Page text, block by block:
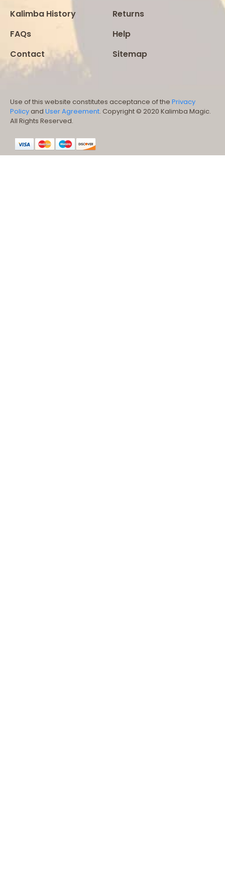
Kalimba History
FAQs
Contact
Returns
Help
Sitemap
Use of this website constitutes acceptance of the Privacy
Policy and User Agreement. Copyright © 2020 Kalimba Magic.
All Rights Reserved.